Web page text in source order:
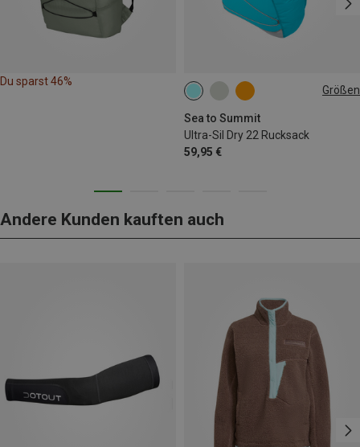
Du sparst 46%
Größen
Sea to Summit
Ultra-Sil Dry 22 Rucksack
59,95 €
22L
Andere Kunden kauften auch